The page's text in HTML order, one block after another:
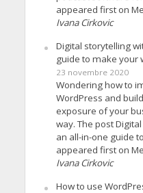
appeared first on
Ivana Cirkovic
Digital storytelling
guide to make your
23 novembre 2020
Wondering how to
WordPress and
exposure of your
way. The post
an all-in-one guide
appeared first on
Ivana Cirkovic
How to use